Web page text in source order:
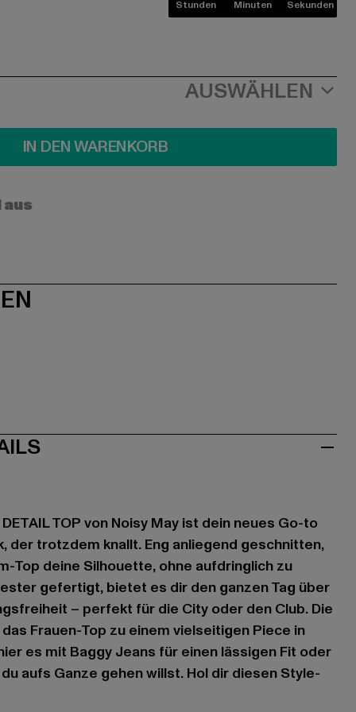
Stunden Minuten Sekunden
AUSWÄHLEN
IN DEN WARENKORB
TOP von Noisy May ist dein neues Go-to
der trotzdem knallt. Eng anliegend geschnitten,
Top deine Silhouette, ohne aufdringlich zu
gefertigt, bietet es dir den ganzen Tag über
– perfekt für die City oder den Club. Die
Frauen-Top zu einem vielseitigen Piece in
es mit Baggy Jeans für einen lässigen Fit oder
aufs Ganze gehen willst. Hol dir diesen Style-